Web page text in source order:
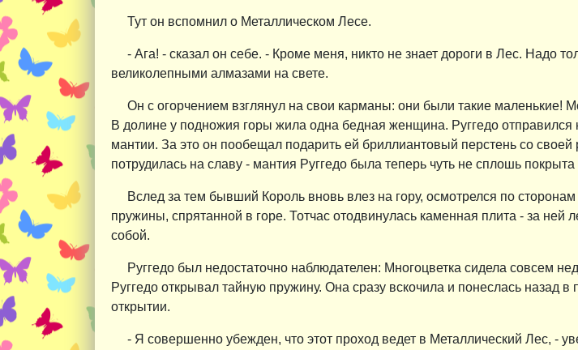
Тут он вспомнил о Металлическом Лесе.
- Ага! - сказал он себе. - Кроме меня, никто не знает дороги в Лес. Надо
великолепными алмазами на свете.
Он с огорчением взглянул на свои карманы: они были такие маленькие!
В долине у подножия горы жила одна бедная женщина. Руггедо
мантии. За это он пообещал подарить ей бриллиантовый перстень со
потрудилась на славу - мантия Руггедо была теперь чуть не сплошь
Вслед за тем бывший Король вновь влез на гору, осмотрелся по
пружины, спрятанной в горе. Тотчас отодвинулась каменная плита - за ней
собой.
Руггедо был недостаточно наблюдателен: Многоцветка сидела совсем
Руггедо открывал тайную пружину. Она сразу вскочила и понеслась назад
открытии.
- Я совершенно убежден, что этот проход ведет в Металлический Лес, -